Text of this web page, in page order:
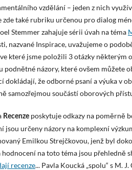
vzdělání – jeden z nich
zde také rubriku určenou pro dialog
Stemmer zahajuje sérii úvah na téma
nazvané Inspirace, uvažujeme o
které jsme položili 3 otázky některým
podnětné názory, které ovšem můžete
dokládají, že odborné psaní a výuka v
samozřejmou součástí oborových
Recenze poskytuje odkazy na poměrně
jsou určeny názory na komplexní
Emilkou Strejčkovou, jenž byl
hodnocení na toto téma jsou přehledně
recenze... Pavla Koucká „spolu“ s M.